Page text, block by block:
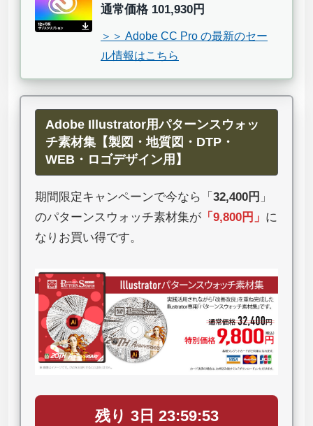
通常価格 101,930円
＞＞ Adobe CC Pro の最新のセー
ル情報はこちら
Adobe Illustrator用パターンスウォッ
チ素材集【製図・地質図・DTP・
WEB・ロゴデザイン用】
期間限定キャンペーンで今なら「 32,400円 」
のパターンスウォッチ素材集が 「 9,800円 」 に
なりお買い得です。
残り 3日 23:59:52